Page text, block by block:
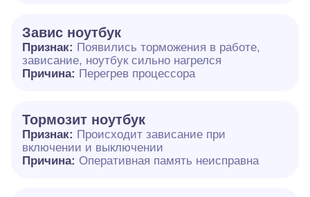
Завис ноутбук
Признак: Появились торможения в работе,
зависание, ноутбук сильно нагрелся
Причина: Перегрев процессора
Тормозит ноутбук
Признак: Происходит зависание при
включении и выключении
Причина: Оперативная память неисправна